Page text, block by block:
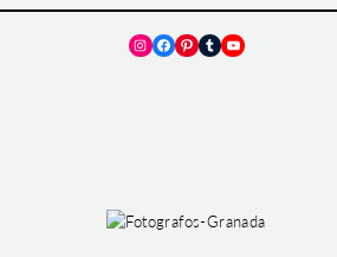
Instagram
Facebook
Pinterest
TumblrYouTube